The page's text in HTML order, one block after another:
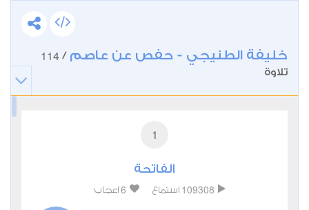
خليفة الطنيجي - حفص عن عاصم /
114
تلاوة
1
الفاتحة
109308 استماع 6 اعجاب